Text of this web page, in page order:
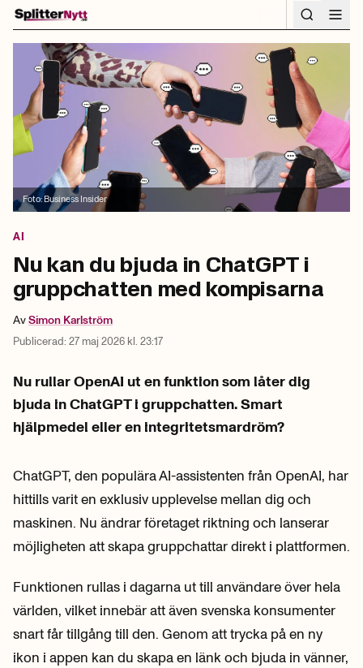
Hoppa till innehåll
Foto:Business Insider
AI
Nu kan du bjuda in ChatGPT i
gruppchatten med kompisarna
AvSimon Karlström
Publicerad: 27 maj 2026 kl. 23:17
Nu rullar OpenAI ut en funktion som låter dig
bjuda in ChatGPT i gruppchatten. Smart
hjälpmedel eller en integritetsmardröm?
ChatGPT, den populära AI-assistenten från OpenAI, har
hittills varit en exklusiv upplevelse mellan dig och
maskinen. Nu ändrar företaget riktning och lanserar
möjligheten att skapa gruppchattar direkt i plattformen.
Funktionen rullas i dagarna ut till användare över hela
världen, vilket innebär att även svenska konsumenter
snart får tillgång till den. Genom att trycka på en ny
ikon i appen kan du skapa en länk och bjuda in vänner,